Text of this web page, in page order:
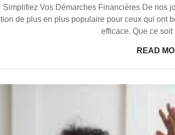
Simplifiez Vos Démarches Financières De nos
de plus en plus populaire pour ceux qui ont
efficace. Que ce
READ